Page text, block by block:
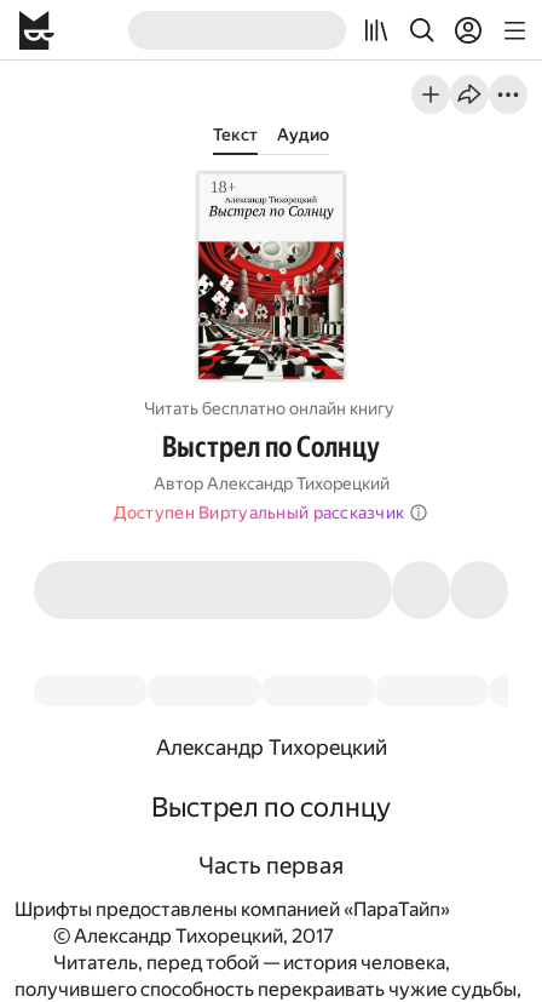
Текст Аудио
Читать бесплатно онлайн книгу
Выстрел по Солнцу
Автор Александр Тихорецкий
Доступен Виртуальный рассказчик
Александр Тихорецкий
Выстрел по солнцу
Часть первая
Шрифты предоставлены компанией «ПараТайп»
© Александр Тихорецкий, 2017
Читатель, перед тобой — история человека,
получившего способность перекраивать чужие судьбы,